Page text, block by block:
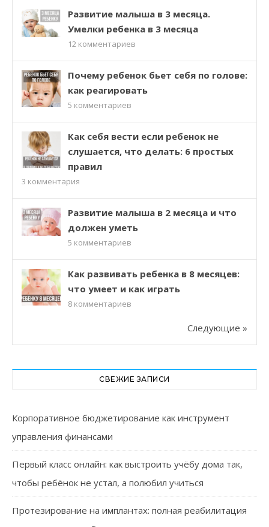
Развитие малыша в 3 месяца.
Умелки ребенка в 3 месяца
12 комментариев
Почему ребенок бьет себя по голове:
как реагировать
5 комментариев
Как себя вести если ребенок не
слушается, что делать: 6 простых
правил
3 комментария
Развитие малыша в 2 месяца и что
должен уметь
5 комментариев
Как развивать ребенка в 8 месяцев:
что умеет и как играть
8 комментариев
Следующие »
СВЕЖИЕ ЗАПИСИ
Корпоративное бюджетирование как инструмент
управления финансами
Первый класс онлайн: как выстроить учёбу дома так,
чтобы ребёнок не устал, а полюбил учиться
Протезирование на имплантах: полная реабилитация